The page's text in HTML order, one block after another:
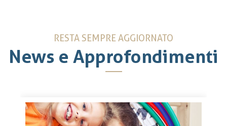
RESTA SEMPRE AGGIORNATO
News e Approfondimenti